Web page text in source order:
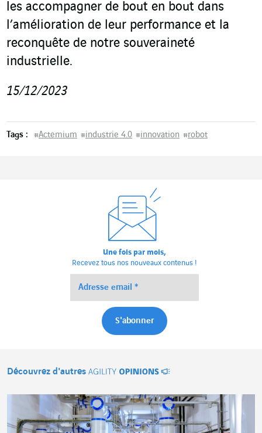
les accompagner de bout en bout dans
l’amélioration de leur performance et la
reconquête de notre souveraineté
industrielle.
15/12/2023
Tags : #Actemium #industrie 4.0 #innovation #robot
Une fois par mois,
Recevez tous nos nouveaux contenus !
Découvrez d'autres